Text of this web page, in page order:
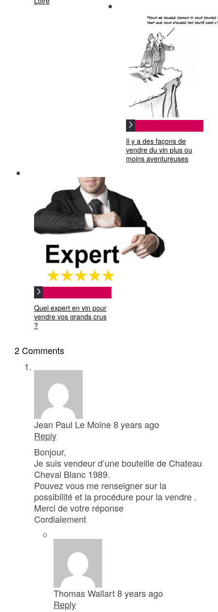
Il y a des façons de
vendre du vin plus ou
moins aventureuses
Quel expert en vin pour
vendre vos grands crus
?
2 Comments
Jean Paul Le Moine8 years ago
Reply
Bonjour,
Je suis vendeur d’une bouteille de Chateau
Cheval Blanc 1989.
Pouvez vous me renseigner sur la
possibilité et la procédure pour la vendre .
Merci de votre réponse
Cordialement
Thomas Wallart8 years ago
Reply